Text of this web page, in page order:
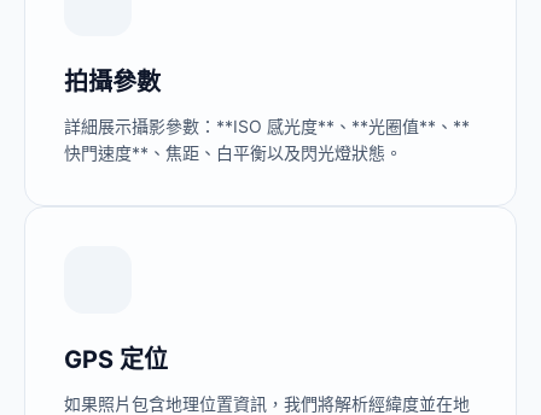
拍攝參數
詳細展示攝影參數：**ISO 感光度**、**光圈值**、**
快門速度**、焦距、白平衡以及閃光燈狀態。
GPS 定位
如果照片包含地理位置資訊，我們將解析經緯度並在地